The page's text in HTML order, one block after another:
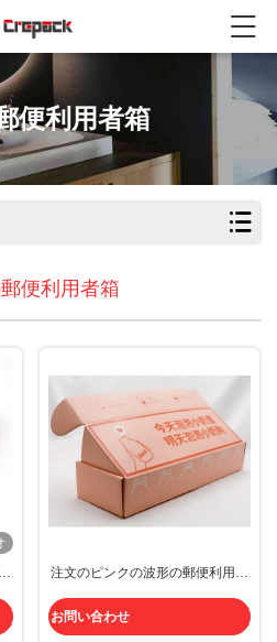
便利用者箱
便利用者箱
注文のピンクの波形の郵便利用者
の金ホイルを囲む
お問い合わせ